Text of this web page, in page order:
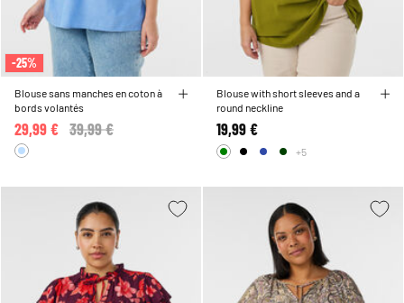
-25%
Blouse sans manches en coton à
bords volantés
Price reduced from
39,99 €
29,99 €
Blouse with short sleeves and a
round neckline
19,99 €
+5